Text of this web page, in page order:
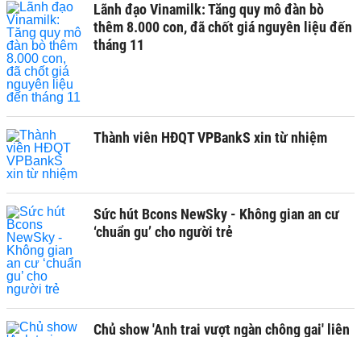
Lãnh đạo Vinamilk: Tăng quy mô đàn bò
thêm 8.000 con, đã chốt giá nguyên liệu đến
tháng 11
Thành viên HĐQT VPBankS xin từ nhiệm
Sức hút Bcons NewSky - Không gian an cư
‘chuẩn gu’ cho người trẻ
Chủ show 'Anh trai vượt ngàn chông gai' liên